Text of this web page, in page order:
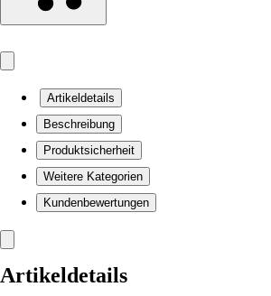
Artikeldetails
Beschreibung
Produktsicherheit
Weitere Kategorien
Kundenbewertungen
Artikeldetails